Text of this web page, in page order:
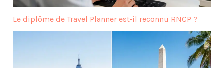
Le diplôme de Travel Planner est‑il reconnu RNCP ?